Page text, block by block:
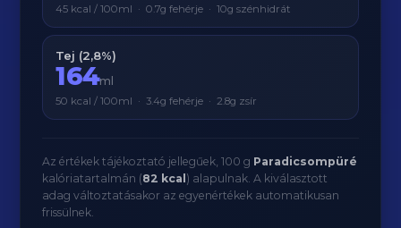
45 kcal / 100ml · 0.7g fehérje · 10g szénhidrát
Tej (2,8%)
164ml
50 kcal / 100ml · 3.4g fehérje · 2.8g zsír
Az értékek tájékoztató jellegűek, 100 g Paradicsompüré
kalóriatartalmán (82 kcal ) alapulnak. A kiválasztott
adag változtatásakor az egyenértékek automatikusan
frissülnek.